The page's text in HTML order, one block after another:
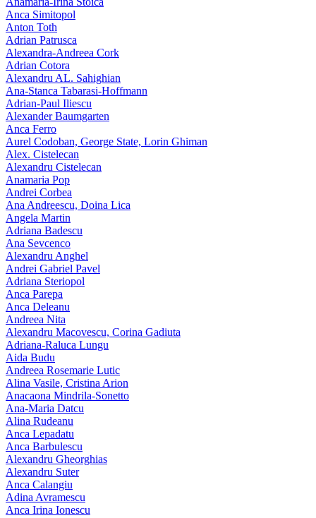
Anca Simitopol
Anton Toth
Adrian Patrusca
Alexandra-Andreea Cork
Adrian Cotora
Alexandru AL. Sahighian
Ana-Stanca Tabarasi-Hoffmann
Adrian-Paul Iliescu
Alexander Baumgarten
Anca Ferro
Aurel Codoban, George State, Lorin Ghiman
Alex. Cistelecan
Alexandru Cistelecan
Anamaria Pop
Andrei Corbea
Ana Andreescu, Doina Lica
Angela Martin
Adriana Badescu
Ana Sevcenco
Alexandru Anghel
Andrei Gabriel Pavel
Adriana Steriopol
Anca Parepa
Anca Deleanu
Andreea Nita
Alexandru Macovescu, Corina Gadiuta
Adriana-Raluca Lungu
Aida Budu
Andreea Rosemarie Lutic
Alina Vasile, Cristina Arion
Anacaona Mindrila-Sonetto
Ana-Maria Datcu
Alina Rudeanu
Anca Lepadatu
Anca Barbulescu
Alexandru Gheorghias
Alexandru Suter
Anca Calangiu
Adina Avramescu
Anca Irina Ionescu